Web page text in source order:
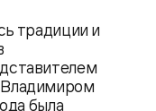
традиции и
была